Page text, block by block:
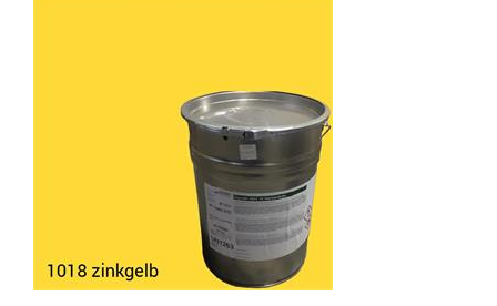
farba do znakowania dróg na
powierzchniach zewnętrznych i